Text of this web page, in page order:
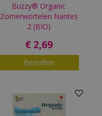
Buzzy® Organic
Zomerwortelen Nantes
2 (BIO)
€ 2,69
Bestellen